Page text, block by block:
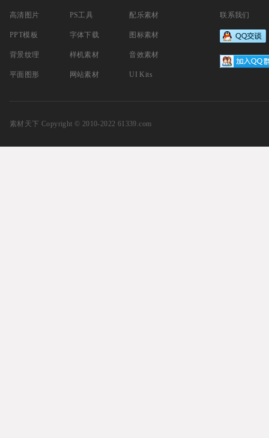
高清图片
PPT模板
背景纹理
平面图形
PS工具
字体下载
样机素材
网站素材
配乐素材
图标素材
音效素材
UI Kits
联系我们
素材天下 Copyright © 2010-2022 61339.com